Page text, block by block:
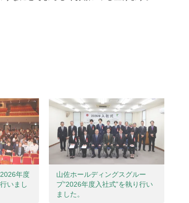
年度
いまし
山佐ホールディングスグルー
プ”2026年度入社式”を執り行い
ました。